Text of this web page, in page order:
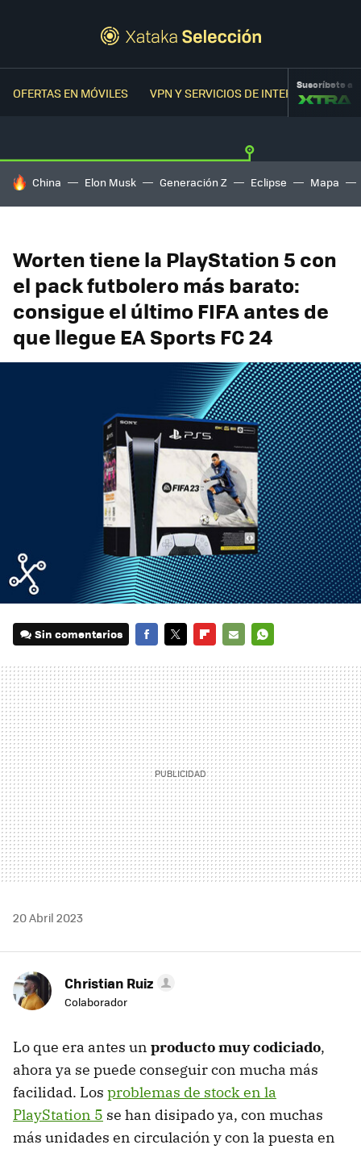
OFERTAS EN MÓVILES VPN Y SERVICIOS DE INTERNETSuscríbete a
HOY SE HABLA DE
China Elon Musk Generación Z Eclipse Mapa
Worten tiene la PlayStation 5 con
el pack futbolero más barato:
consigue el último FIFA antes de
que llegue EA Sports FC 24
Sin comentarios
MAIL
20 Abril 2023
Christian Ruiz
Colaborador
Lo que era antes un producto muy codiciado,
ahora ya se puede conseguir con mucha más
facilidad. Los problemas de stock en la
PlayStation 5 se han disipado ya, con muchas
más unidades en circulación y con la puesta en